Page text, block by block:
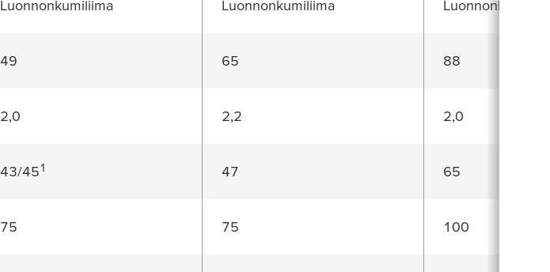
Luonnonkumiliima Luonnonkumiliima
49 65 88
2,0 2,2 2,0
43/451 47 65
75 75 100